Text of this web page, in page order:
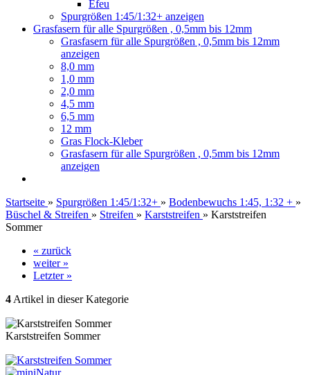
Efeu
Spurgrößen 1:45/1:32+ anzeigen
Grasfasern für alle Spurgrößen , 0,5mm bis 12mm
Grasfasern für alle Spurgrößen , 0,5mm bis 12mm
anzeigen
8,0 mm
1,0 mm
2,0 mm
4,5 mm
6,5 mm
12 mm
Gras Flock-Kleber
Grasfasern für alle Spurgrößen , 0,5mm bis 12mm
anzeigen
Startseite » Spurgrößen 1:45/1:32+ » Bodenbewuchs 1:45, 1:32 + »
Büschel & Streifen » Streifen » Karststreifen » Karststreifen
Sommer
« zurück
weiter »
Letzter »
4 Artikel in dieser Kategorie
Karststreifen Sommer